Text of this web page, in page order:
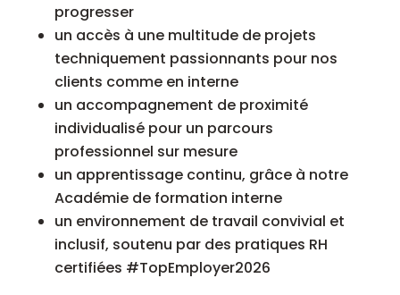
progresser
un accès à une multitude de projets
techniquement passionnants pour nos
clients comme en interne
un accompagnement de proximité
individualisé pour un parcours
professionnel sur mesure
un apprentissage continu, grâce à notre
Académie de formation interne
un environnement de travail convivial et
inclusif, soutenu par des pratiques RH
certifiées #TopEmployer2026